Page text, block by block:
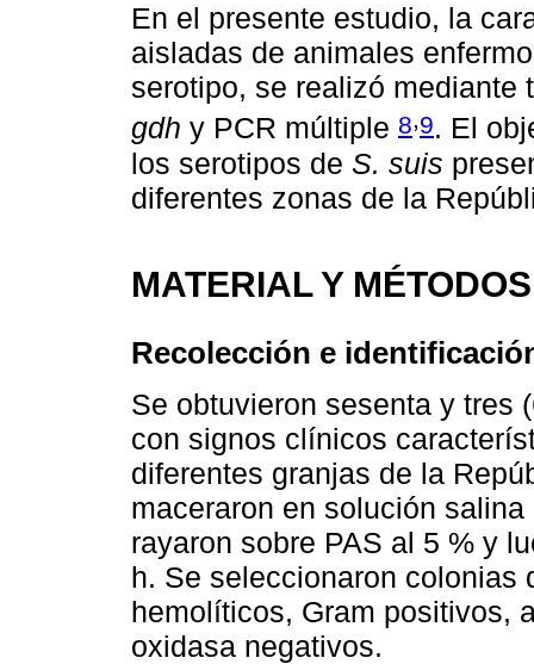
En el presente estudio, la
aisladas de animales
serotipo, se realizó mediante
gdh y PCR múltiple 8,9. El
los serotipos de S. suis
diferentes zonas de la
MATERIAL Y MÉTODOS
Recolección e
Se obtuvieron sesenta y tres
con signos clínicos
diferentes granjas de la
maceraron en solución
rayaron sobre PAS al 5 % y
h. Se seleccionaron colonias
hemolíticos, Gram positivos,
oxidasa negativos.